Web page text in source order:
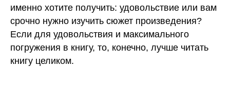
именно хотите получить: удовольствие или вам
срочно нужно изучить сюжет произведения?
Если для удовольствия и максимального
погружения в книгу, то, конечно, лучше читать
книгу целиком.